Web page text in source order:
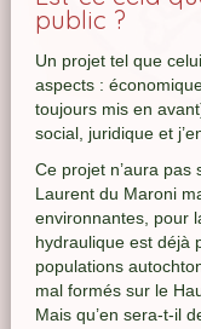
public ?
Un projet tel que
aspects :
toujours mis en
social, juridique et
Ce projet n’aura pas
Laurent du Maroni
environnantes, pour
hydraulique est déjà
populations
mal formés sur le
Mais qu’en sera-t-il